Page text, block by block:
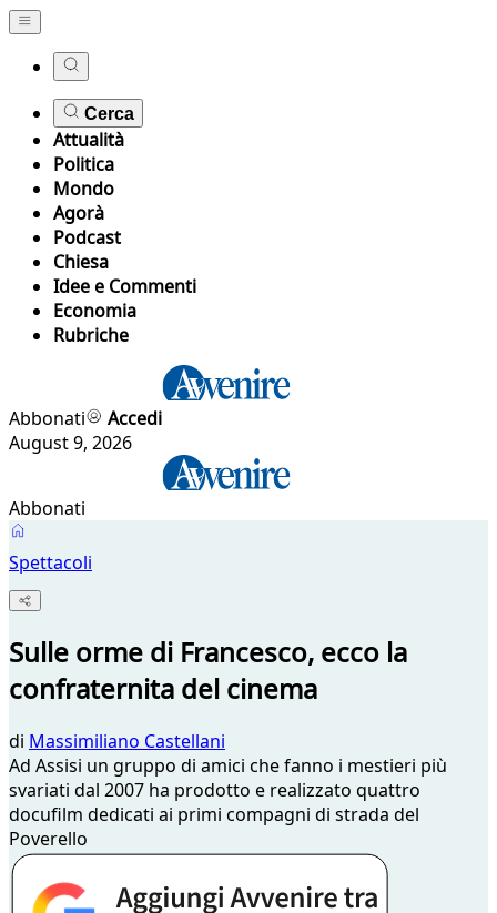
Cerca
Attualità
Politica
Mondo
Agorà
Podcast
Chiesa
Idee e Commenti
Economia
Rubriche
Abbonati
Accedi
August 9, 2026
Abbonati
Spettacoli
Sulle orme di Francesco, ecco la
confraternita del cinema
di Massimiliano Castellani
Ad Assisi un gruppo di amici che fanno i mestieri più
svariati dal 2007 ha prodotto e realizzato quattro
docufilm dedicati ai primi compagni di strada del
Poverello